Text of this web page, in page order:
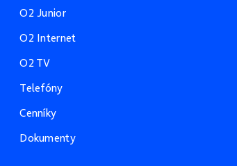
O2 Junior
O2 Internet
O2 TV
Telefóny
Cenníky
Dokumenty